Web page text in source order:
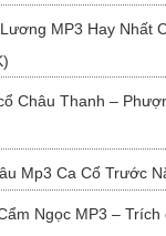
MP3 Hay Nhất
Châu Thanh –
Mp3 Ca Cổ Trước
Ngọc MP3 – Trích